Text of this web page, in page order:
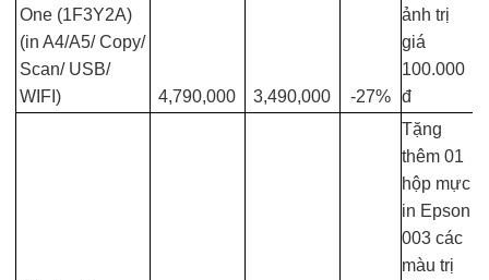
One (1F3Y2A)
(in A4/A5/ Copy/
Scan/ USB/
WIFI)
4,790,000 3,490,000 -27%
ảnh trị
giá
100.000
đ
Tặng
thêm 01
hộp mực
in Epson
003 các
màu trị